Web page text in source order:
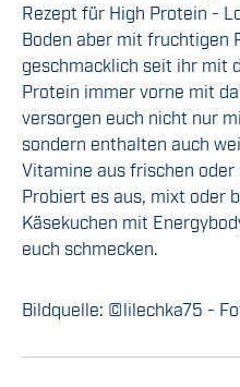
Rezept für High Protein -
Boden aber mit fruchtigen
geschmacklich seit ihr mit
Protein immer vorne mit
versorgen euch nicht nur
sondern enthalten auch
Vitamine aus frischen
Probiert es aus, mixt oder
Käsekuchen mit
euch schmecken.
Bildquelle: ©lilechka75 -